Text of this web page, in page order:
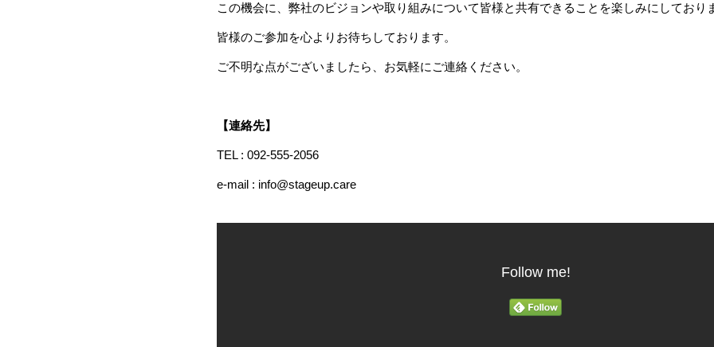
この機会に、弊社のビジョンや取り組みについて皆様と共有できることを楽しみにしており
皆様のご参加を心よりお待ちしております。
ご不明な点がございましたら、お気軽にご連絡ください。
【連絡先】
TEL : 092-555-2056
e-mail : info@stageup.care
Follow me!